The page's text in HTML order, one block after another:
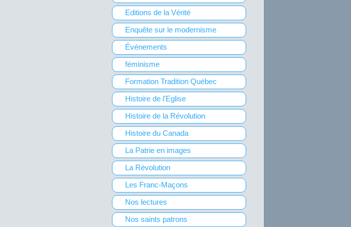
Editions de la Vérité
Enquête sur le modernisme
Événements
féminisme
Formation Tradition Québec
Histoire de l'Eglise
Histoire de la Révolution
Histoire du Canada
La Patrie en images
La Révolution
Les Franc-Maçons
Nos lectures
Nos saints patrons